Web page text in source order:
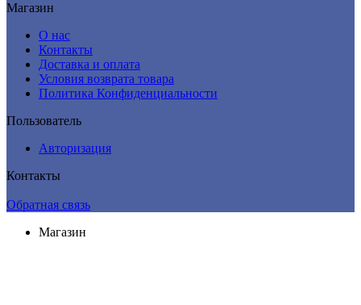
Магазин
О нас
Контакты
Доставка и оплата
Условия возврата товара
Политика Конфиденциальности
Пользователь
Авторизация
Контакты
Обратная связь
Магазин